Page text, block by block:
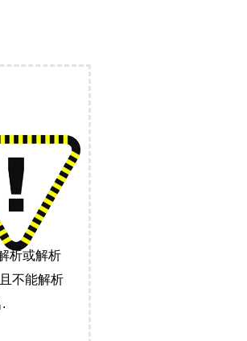
析或解析
不能解析